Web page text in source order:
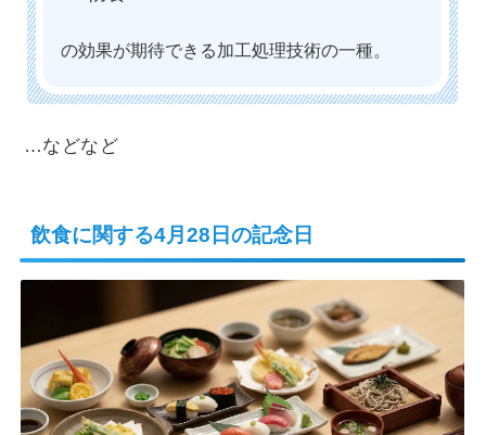
の効果が期待できる加工処理技術の一種。
…などなど
飲食に関する4月28日の記念日